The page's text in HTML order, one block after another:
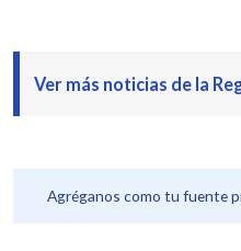
Ver más noticias de la
Agréganos como tu fuente